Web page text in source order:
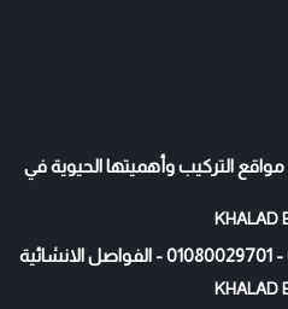
التركيب وأهميتها الحيوية في